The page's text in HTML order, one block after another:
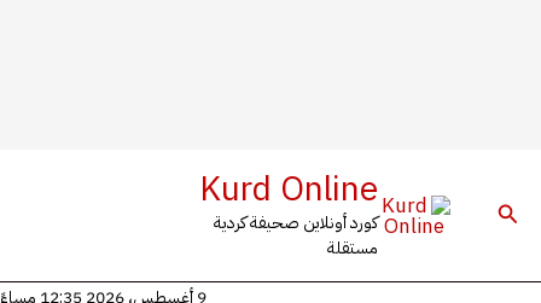
البحث Kurd Online
كورد أونلاين صحيفة كردية
مستقلة
9 أغسطس، 2026 12:35 مساءً